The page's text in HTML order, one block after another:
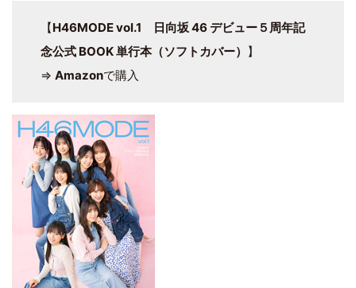
【H46MODE vol.1 日向坂 46 デビュー５周年記
念公式 BOOK 単行本（ソフトカバー） 】
⇒ Amazonで購入